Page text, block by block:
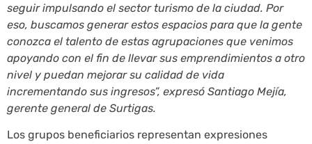
seguir impulsando el sector turismo de la ciudad. Por
eso, buscamos generar estos espacios para que la gente
conozca el talento de estas agrupaciones que venimos
apoyando con el fin de llevar sus emprendimientos a otro
nivel y puedan mejorar su calidad de vida
incrementando sus ingresos”, expresó Santiago Mejía,
gerente general de Surtigas.
Los grupos beneficiarios representan expresiones